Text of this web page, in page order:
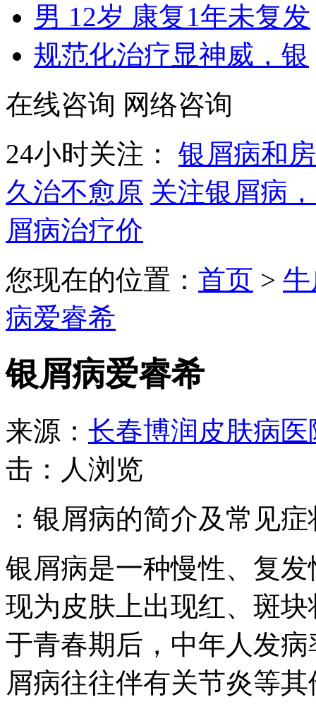
男 12岁 康复1年未复发
规范化治疗显神威，银
在线咨询 网络咨询
24小时关注：
银屑病和
久治不愈原 关注银屑病
屑病治疗价
您现在的位置： 首页 >
病爱睿希
银屑病爱睿希
来源： 长春博润皮肤病医
击： 人浏览
：银屑病的简介及常见
银屑病是一种慢性、复
现为皮肤上出现红、斑
于青春期后，中年人发
屑病往往伴有关节炎等